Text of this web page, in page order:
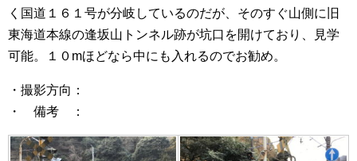
く国道１６１号が分岐しているのだが、そのすぐ山側に旧
東海道本線の逢坂山トンネル跡が坑口を開けており、見学
可能。１０mほどなら中にも入れるのでお勧め。
・撮影方向：
・ 備考 ：